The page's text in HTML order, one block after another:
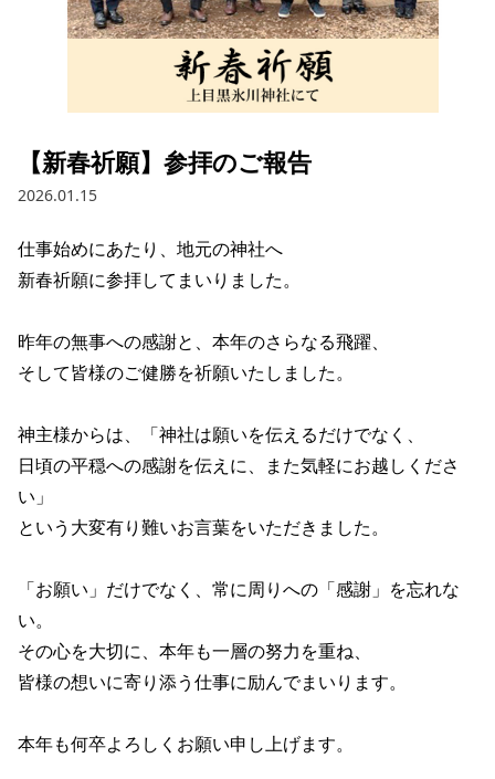
【新春祈願】参拝のご報告
2026.01.15
仕事始めにあたり、地元の神社へ
新春祈願に参拝してまいりました。
昨年の無事への感謝と、本年のさらなる飛躍、
そして皆様のご健勝を祈願いたしました。
神主様からは、「神社は願いを伝えるだけでなく、
日頃の平穏への感謝を伝えに、また気軽にお越しくださ
い」
という大変有り難いお言葉をいただきました。
「お願い」だけでなく、常に周りへの「感謝」を忘れな
い。
その心を大切に、本年も一層の努力を重ね、
皆様の想いに寄り添う仕事に励んでまいります。
本年も何卒よろしくお願い申し上げます。